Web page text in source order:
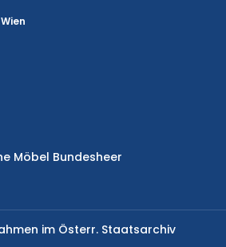
Möbel Bundesheer
im Österr. Staatsarchiv